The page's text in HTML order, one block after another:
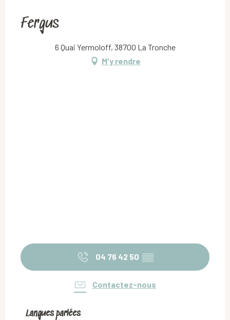
Fergus
6 Quai Yermoloff, 38700 La Tronche
M'y rendre
04 76 42 50 ▒▒
Contactez-nous
Langues parlées
Langues parlées